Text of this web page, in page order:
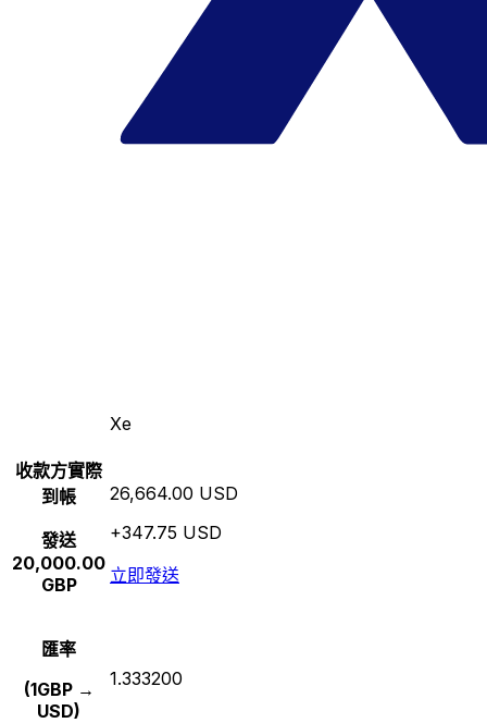
Xe
收款方實際
到帳
發送
20,000.00
GBP
26,664.00 USD
+347.75 USD
立即發送
匯率
(1GBP →
USD)
1.333200